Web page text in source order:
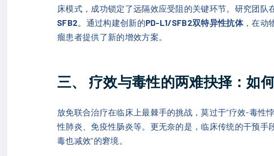
床模式，成功锁定了远隔效应受阻的关键环节。研究团
SFB2。通过构建创新的PD-L1/SFB2双特异性抗体，在动
瘤患者提供了新的增效方案。
三、 疗效与毒性的两难抉择：如
放免联合治疗在临床上最棘手的挑战，莫过于“疗效-毒性
性肺炎、免疫性肠炎等。更无奈的是，临床传统的干预
毒也减效”的窘境。